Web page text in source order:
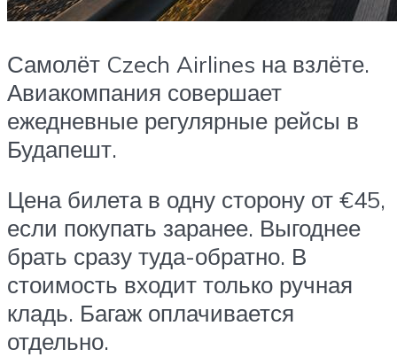
Самолёт Czech Airlines на взлёте.
Авиакомпания совершает
ежедневные регулярные рейсы в
Будапешт.
Цена билета в одну сторону от €45,
если покупать заранее. Выгоднее
брать сразу туда-обратно. В
стоимость входит только ручная
кладь. Багаж оплачивается
отдельно.